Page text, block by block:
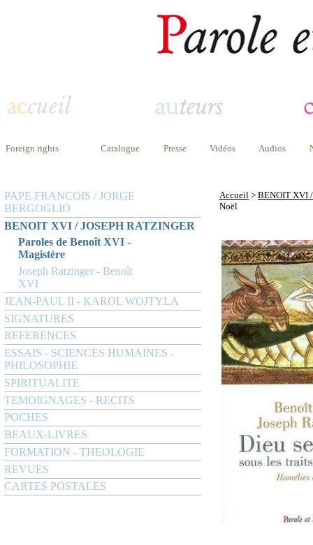
Foreign rights Catalogue Presse Vidéos Audios
PAPE FRANCOIS / JORGE
BERGOGLIO
BENOIT XVI / JOSEPH RATZINGER
Paroles de Benoît XVI -
Magistère
Joseph Ratzinger - Benoît
XVI
JEAN-PAUL II - KAROL WOJTYLA
SIGNATURES
REFERENCES
ESSAIS - SCIENCES HUMAINES -
PHILOSOPHIE
SPIRITUALITE
TEMOIGNAGES - RECITS
POCHES
BEAUX-LIVRES
FORMATION - THEOLOGIE
REVUES
CARTES POSTALES
Accueil > BENOIT XVI
Noël